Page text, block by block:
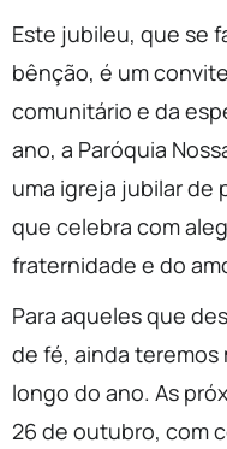
Este jubileu, que se
bênção, é um
comunitário e da
ano, a Paróquia
uma igreja jubilar de
que celebra com
fraternidade e do
Para aqueles que
de fé, ainda teremos
longo do ano. As
26 de outubro, com